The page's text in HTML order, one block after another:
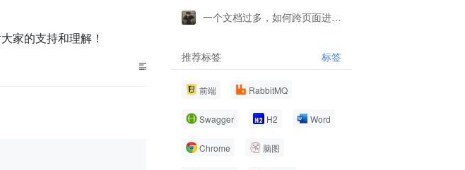
家的支持和理解！
一个文档过多，如何跨页面进行复制
推荐标签 标签
前端 RabbitMQ
Swagger H2 Word
Chrome 脑图